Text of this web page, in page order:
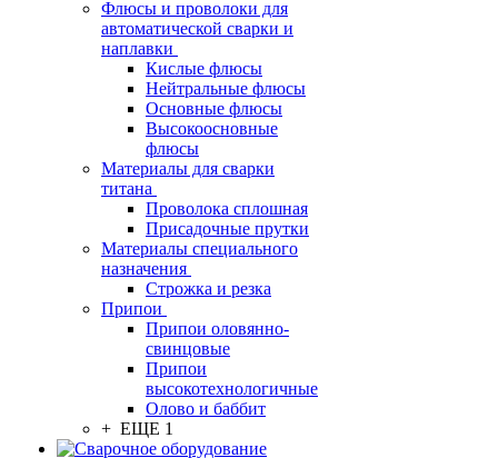
Флюсы и проволоки для
автоматической сварки и
наплавки
Кислые флюсы
Нейтральные флюсы
Основные флюсы
Высокоосновные
флюсы
Материалы для сварки
титана
Проволока сплошная
Присадочные прутки
Материалы специального
назначения
Строжка и резка
Припои
Припои оловянно-
свинцовые
Припои
высокотехнологичные
Олово и баббит
+ ЕЩЕ 1